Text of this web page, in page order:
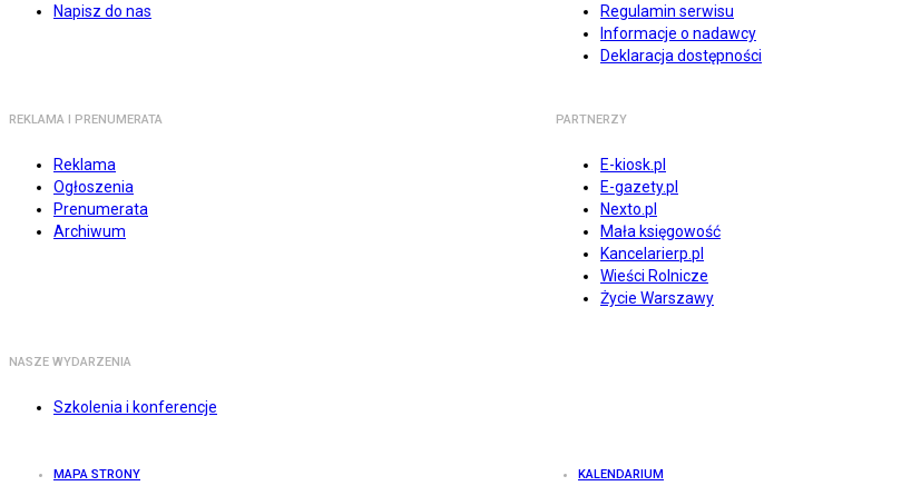
Napisz do nas
Regulamin serwisu
Informacje o nadawcy
Deklaracja dostępności
REKLAMA I PRENUMERATA
Reklama
Ogłoszenia
Prenumerata
Archiwum
PARTNERZY
E-kiosk.pl
E-gazety.pl
Nexto.pl
Mała księgowość
Kancelarierp.pl
Wieści Rolnicze
Życie Warszawy
NASZE WYDARZENIA
Szkolenia i konferencje
MAPA STRONY KALENDARIUM